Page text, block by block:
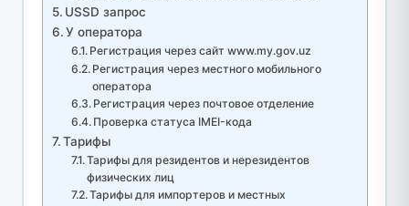
USSD запрос
У оператора
Регистрация через сайт www.my.gov.uz
Регистрация через местного мобильного
оператора
Регистрация через почтовое отделение
Проверка статуса IMEI-кода
Тарифы
Тарифы для резидентов и нерезидентов
физических лиц
Тарифы для импортеров и местных